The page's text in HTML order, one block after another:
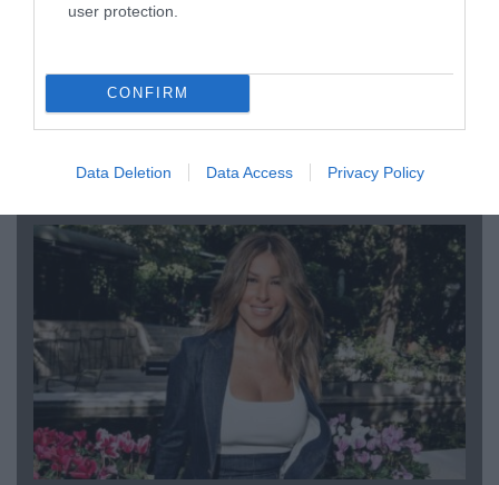
user protection.
CONFIRM
Data Deletion Data Access Privacy Policy
04.08.2026 | 12:02
O διευθυντής του OPEN προσπαθεί να τα
σε ρεπορτάζ για τις φωτιές